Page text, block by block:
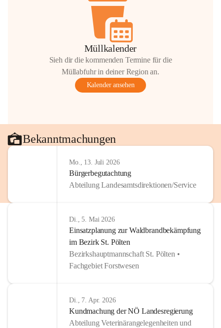
Müllkalender
Sieh dir die kommenden Termine für die
Müllabfuhr in deiner Region an.
Kalender ansehen
Bekanntmachungen
Mo., 13. Juli 2026
Bürgerbegutachtung
Abteilung Landesamtsdirektionen/Service
Di., 5. Mai 2026
Einsatzplanung zur Waldbrandbekämpfung
im Bezirk St. Pölten
Bezirkshauptmannschaft St. Pölten •
Fachgebiet Forstwesen
Di., 7. Apr. 2026
Kundmachung der NÖ Landesregierung
Abteilung Veterinärangelegenheiten und